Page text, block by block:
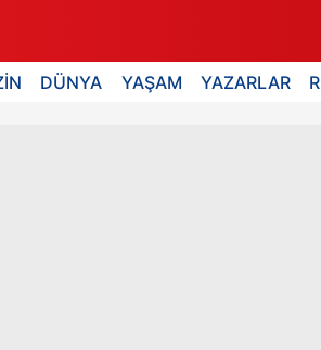
DÜNYA YAŞAM YAZARLAR